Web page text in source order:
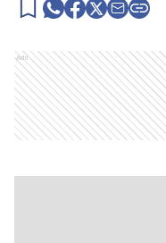
Ads